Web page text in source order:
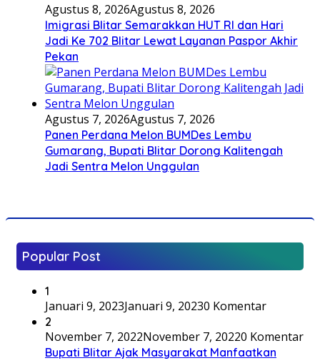
Agustus 8, 2026Agustus 8, 2026
Imigrasi Blitar Semarakkan HUT RI dan Hari
Jadi Ke 702 Blitar Lewat Layanan Paspor Akhir
Pekan
Agustus 7, 2026Agustus 7, 2026
Panen Perdana Melon BUMDes Lembu
Gumarang, Bupati Blitar Dorong Kalitengah
Jadi Sentra Melon Unggulan
Popular Post
1
Januari 9, 2023Januari 9, 20230 Komentar
2
November 7, 2022November 7, 20220 Komentar
Bupati Blitar Ajak Masyarakat Manfaatkan